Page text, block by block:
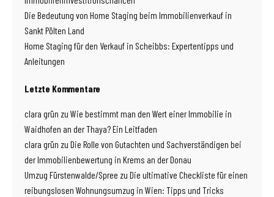
Die Bedeutung von Home Staging beim Immobilienverkauf in
Sankt Pölten Land
Home Staging für den Verkauf in Scheibbs: Expertentipps und
Anleitungen
Letzte Kommentare
clara grün zu Wie bestimmt man den Wert einer Immobilie in
Waidhofen an der Thaya? Ein Leitfaden
clara grün zu Die Rolle von Gutachten und Sachverständigen bei
der Immobilienbewertung in Krems an der Donau
Umzug Fürstenwalde/Spree zu Die ultimative Checkliste für einen
reibungslosen Wohnungsumzug in Wien: Tipps und Tricks